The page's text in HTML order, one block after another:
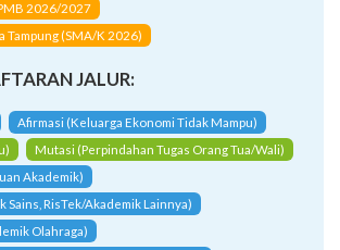
2026/2027
Tampung (SMA/K 2026)
JALUR:
Afirmasi (Keluarga Ekonomi Tidak Mampu)
Mutasi (Perpindahan Tugas Orang Tua/Wali)
Akademik)
Sains, RisTek/Akademik Lainnya)
Olahraga)